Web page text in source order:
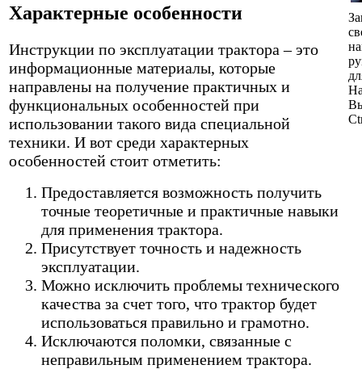
Характерные особенности
Инструкции по эксплуатации трактора – это
информационные материалы, которые
направлены на получение практичных и
функциональных особенностей при
использовании такого вида специальной
техники. И вот среди характерных
особенностей стоит отметить:
Предоставляется возможность получить
точные теоретичные и практичные навыки
для применения трактора.
Присутствует точность и надежность
эксплуатации.
Можно исключить проблемы технического
качества за счет того, что трактор будет
использоваться правильно и грамотно.
Исключаются поломки, связанные с
неправильным применением трактора.